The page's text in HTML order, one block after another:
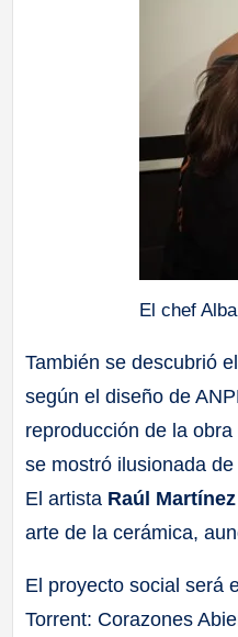
El chef
También se descubrió
según el diseño de
reproducción de la
se mostró ilusionada
El artista Raúl
arte de la cerámica,
El proyecto social será
Torrent: Corazones